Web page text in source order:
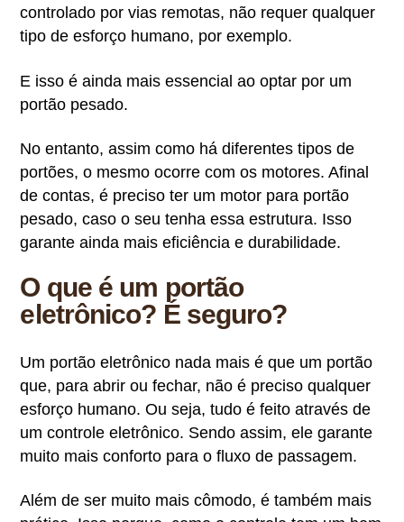
controlado por vias remotas, não requer qualquer
tipo de esforço humano, por exemplo.
E isso é ainda mais essencial ao optar por um
portão pesado.
No entanto, assim como há diferentes tipos de
portões, o mesmo ocorre com os motores. Afinal
de contas, é preciso ter um motor para portão
pesado, caso o seu tenha essa estrutura. Isso
garante ainda mais eficiência e durabilidade.
O que é um portão
eletrônico? É seguro?
Um portão eletrônico nada mais é que um portão
que, para abrir ou fechar, não é preciso qualquer
esforço humano. Ou seja, tudo é feito através de
um controle eletrônico. Sendo assim, ele garante
muito mais conforto para o fluxo de passagem.
Além de ser muito mais cômodo, é também mais